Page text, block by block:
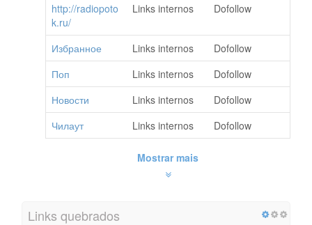
http://radiopoto
k.ru/
Links internos Dofollow
Избранное Links internos
Dofollow
Поп
Links internos
Dofollow
Новости
Links internos
Dofollow
Чилаут
Links internos Dofollow
Mostrar mais
Links quebrados